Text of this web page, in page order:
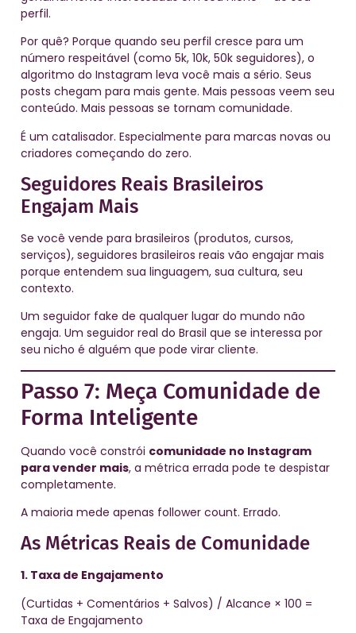
perfil.
Por quê? Porque quando seu perfil cresce para um
número respeitável (como 5k, 10k, 50k seguidores), o
algoritmo do Instagram leva você mais a sério. Seus
posts chegam para mais gente. Mais pessoas veem seu
conteúdo. Mais pessoas se tornam comunidade.
É um catalisador. Especialmente para marcas novas ou
criadores começando do zero.
Seguidores Reais Brasileiros
Engajam Mais
Se você vende para brasileiros (produtos, cursos,
serviços), seguidores brasileiros reais vão engajar mais
porque entendem sua linguagem, sua cultura, seu
contexto.
Um seguidor fake de qualquer lugar do mundo não
engaja. Um seguidor real do Brasil que se interessa por
seu nicho é alguém que pode virar cliente.
Passo 7: Meça Comunidade de
Forma Inteligente
Quando você constrói comunidade no Instagram
para vender mais, a métrica errada pode te despistar
completamente.
A maioria mede apenas follower count. Errado.
As Métricas Reais de Comunidade
1. Taxa de Engajamento
(Curtidas + Comentários + Salvos) / Alcance × 100 =
Taxa de Engajamento